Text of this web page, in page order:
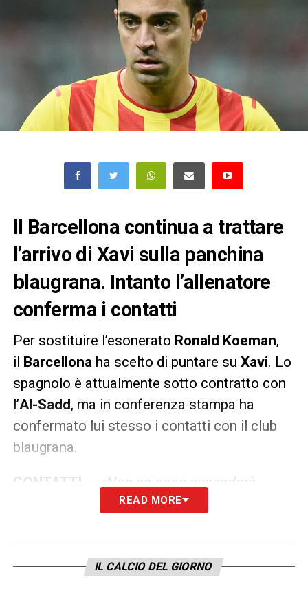
Il Barcellona continua a trattare
l’arrivo di Xavi sulla panchina
blaugrana. Intanto l’allenatore
conferma i contatti
Per sostituire l’esonerato Ronald Koeman,
il Barcellona ha scelto di puntare su Xavi. Lo
spagnolo è attualmente sotto contratto con
l’Al-Sadd, ma in conferenza stampa ha
confermato lui stesso i contatti con il club
blaugrana.
CONTATTI –
Non so cosa succederà,
stiamo parlando. Sono positivo e bisogna
Spero che la soluzione arrivi presto, si tratta
di fare squadra, gruppo, positività per fare
READ MORE
IL CALCIO DEL GIORNO